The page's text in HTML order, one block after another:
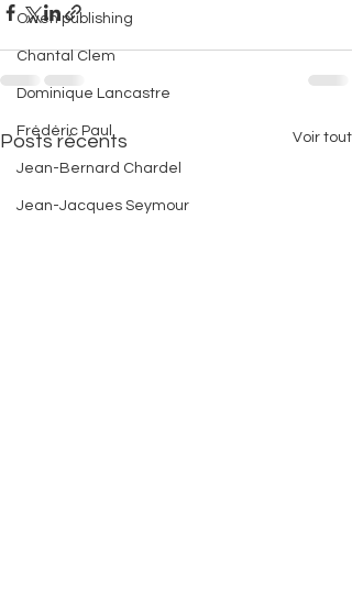
Owen publishing
Chantal Clem
Dominique Lancastre
Frédéric Paul
Jean-Bernard Chardel
Jean-Jacques Seymour
Posts récents Voir tout